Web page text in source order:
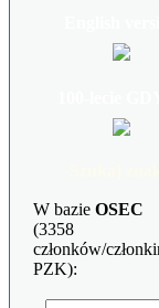
W bazie OSEC
(3358
członków/
PZK):